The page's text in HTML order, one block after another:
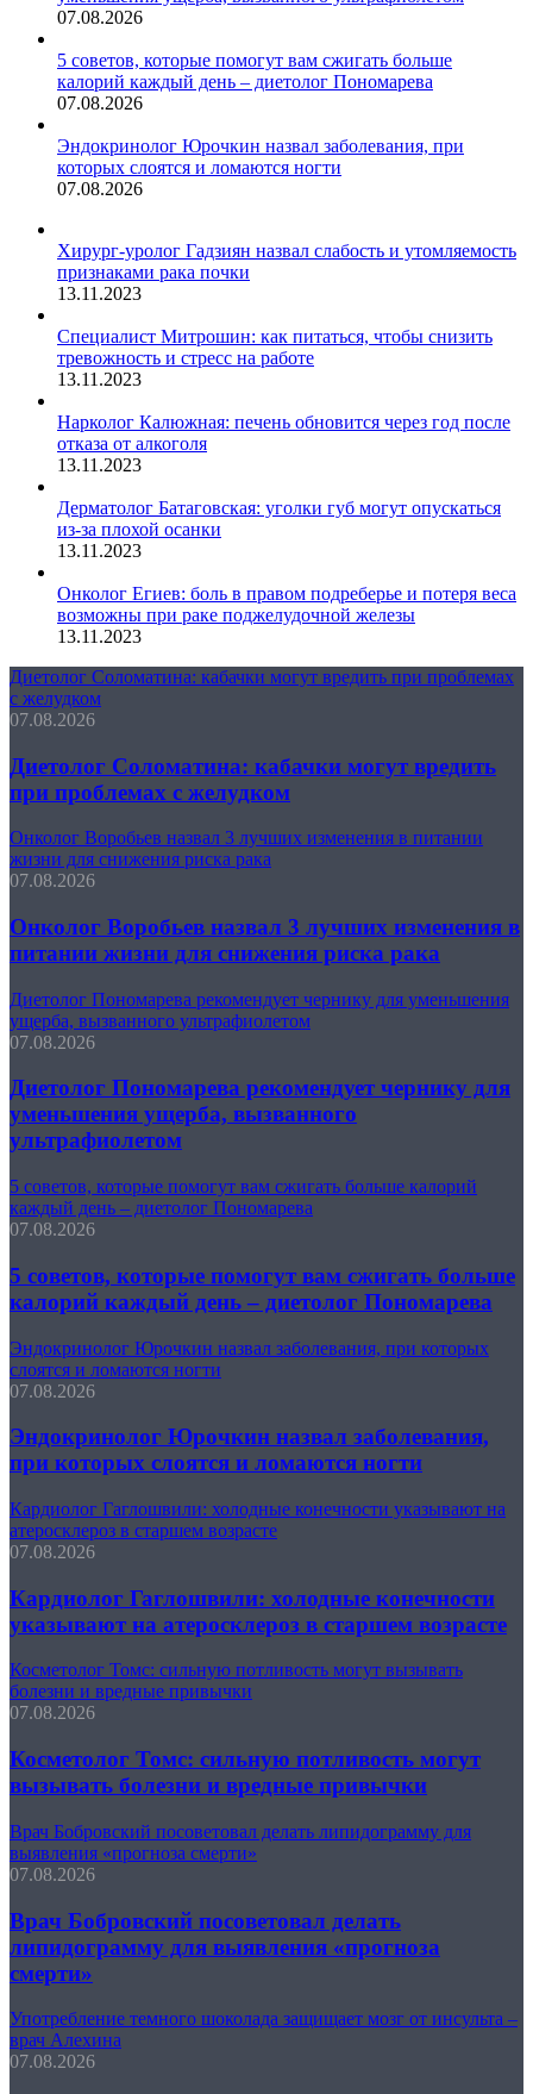
07.08.2026
5 советов, которые помогут вам сжигать больше
калорий каждый день – диетолог Пономарева
07.08.2026
Эндокринолог Юрочкин назвал заболевания, при
которых слоятся и ломаются ногти
07.08.2026
Хирург-уролог Гадзиян назвал слабость и утомляемость
признаками рака почки
13.11.2023
Специалист Митрошин: как питаться, чтобы снизить
тревожность и стресс на работе
13.11.2023
Нарколог Калюжная: печень обновится через год после
отказа от алкоголя
13.11.2023
Дерматолог Батаговская: уголки губ могут опускаться
из-за плохой осанки
13.11.2023
Онколог Егиев: боль в правом подреберье и потеря веса
возможны при раке поджелудочной железы
13.11.2023
Диетолог Соломатина: кабачки могут вредить при проблемах
с желудком
07.08.2026
Диетолог Соломатина: кабачки могут вредить
при проблемах с желудком
Онколог Воробьев назвал 3 лучших изменения в питании
жизни для снижения риска рака
07.08.2026
Онколог Воробьев назвал 3 лучших изменения в
питании жизни для снижения риска рака
Диетолог Пономарева рекомендует чернику для уменьшения
ущерба, вызванного ультрафиолетом
07.08.2026
Диетолог Пономарева рекомендует чернику для
уменьшения ущерба, вызванного
ультрафиолетом
5 советов, которые помогут вам сжигать больше калорий
каждый день – диетолог Пономарева
07.08.2026
5 советов, которые помогут вам сжигать больше
калорий каждый день – диетолог Пономарева
Эндокринолог Юрочкин назвал заболевания, при которых
слоятся и ломаются ногти
07.08.2026
Эндокринолог Юрочкин назвал заболевания,
при которых слоятся и ломаются ногти
Кардиолог Гаглошвили: холодные конечности указывают на
атеросклероз в старшем возрасте
07.08.2026
Кардиолог Гаглошвили: холодные конечности
указывают на атеросклероз в старшем возрасте
Косметолог Томс: сильную потливость могут вызывать
болезни и вредные привычки
07.08.2026
Косметолог Томс: сильную потливость могут
вызывать болезни и вредные привычки
Врач Бобровский посоветовал делать липидограмму для
выявления «прогноза смерти»
07.08.2026
Врач Бобровский посоветовал делать
липидограмму для выявления «прогноза
смерти»
Употребление темного шоколада защищает мозг от инсульта –
врач Алехина
07.08.2026